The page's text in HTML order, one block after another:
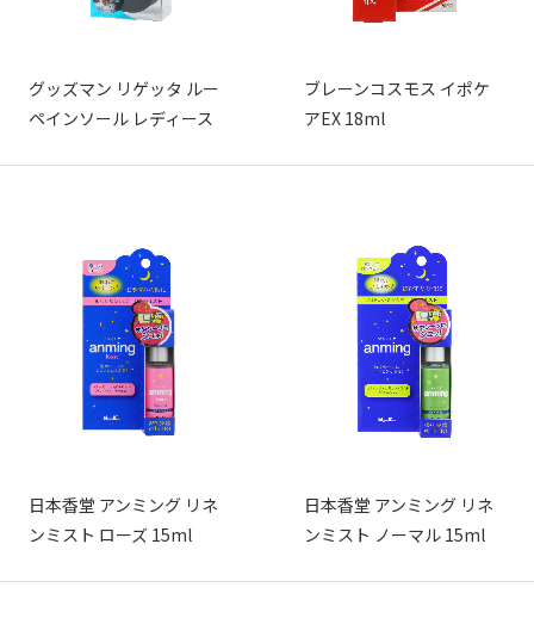
グッズマン リゲッタ ルー
ペインソール レディース
ブレーンコスモス イポケ
アEX 18ml
日本香堂 アンミング リネ
ンミスト ローズ 15ml
日本香堂 アンミング リネ
ンミスト ノーマル 15ml